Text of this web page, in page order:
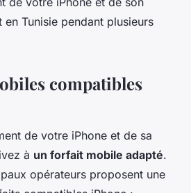
Tunisie pendant plusieurs
compatibles
de votre iPhone et de sa
à un forfait mobile adapté.
opérateurs proposent une